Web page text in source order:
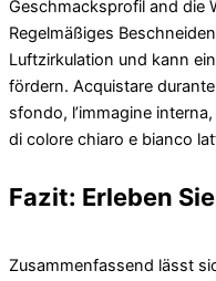
Geschmacksprofil and die
Regelmäßiges
Luftzirkulation und kann
fördern. Acquistare
sfondo, l’immagine
di colore chiaro e bianco
Fazit: Erleben
Zusammenfassend lässt